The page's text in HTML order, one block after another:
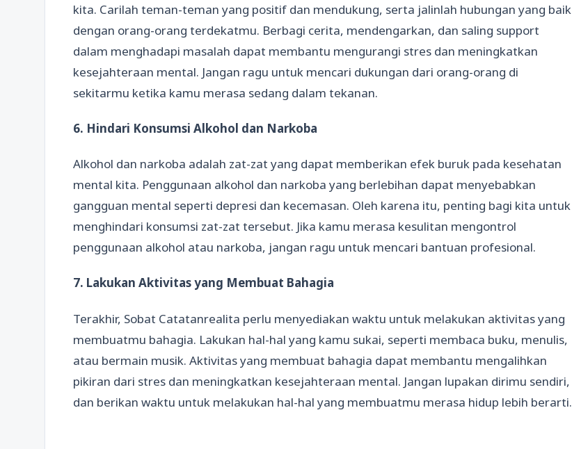
kita. Carilah teman-teman yang positif dan mendukung, serta jalinlah hubungan yang baik
dengan orang-orang terdekatmu. Berbagi cerita, mendengarkan, dan saling support
dalam menghadapi masalah dapat membantu mengurangi stres dan meningkatkan
kesejahteraan mental. Jangan ragu untuk mencari dukungan dari orang-orang di
sekitarmu ketika kamu merasa sedang dalam tekanan.
6. Hindari Konsumsi Alkohol dan Narkoba
Alkohol dan narkoba adalah zat-zat yang dapat memberikan efek buruk pada kesehatan
mental kita. Penggunaan alkohol dan narkoba yang berlebihan dapat menyebabkan
gangguan mental seperti depresi dan kecemasan. Oleh karena itu, penting bagi kita untuk
menghindari konsumsi zat-zat tersebut. Jika kamu merasa kesulitan mengontrol
penggunaan alkohol atau narkoba, jangan ragu untuk mencari bantuan profesional.
7. Lakukan Aktivitas yang Membuat Bahagia
Terakhir, Sobat Catatanrealita perlu menyediakan waktu untuk melakukan aktivitas yang
membuatmu bahagia. Lakukan hal-hal yang kamu sukai, seperti membaca buku, menulis,
atau bermain musik. Aktivitas yang membuat bahagia dapat membantu mengalihkan
pikiran dari stres dan meningkatkan kesejahteraan mental. Jangan lupakan dirimu sendiri,
dan berikan waktu untuk melakukan hal-hal yang membuatmu merasa hidup lebih berarti.